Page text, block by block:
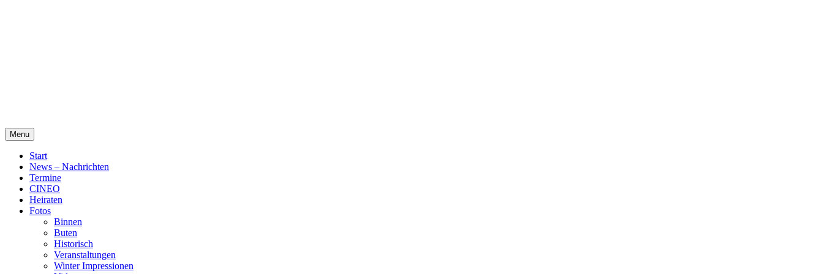
Menu
Start
News – Nachrichten
Termine
CINEO
Heiraten
Fotos
Binnen
Buten
Historisch
Veranstaltungen
Winter Impressionen